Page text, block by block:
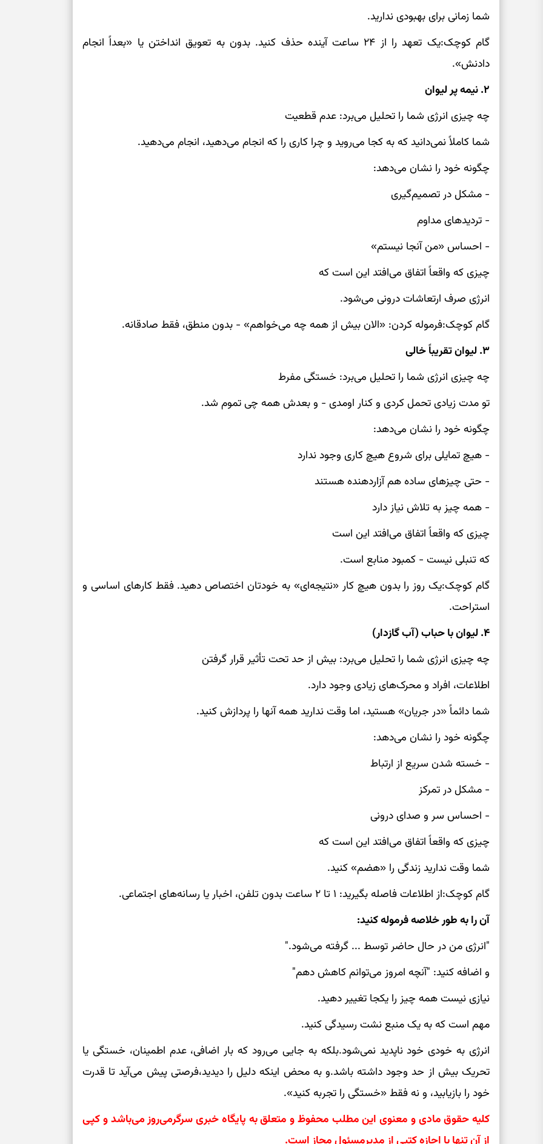
شما زمانی برای بهبودی ندارید.
گام کوچک:یک تعهد را از ۲۴ ساعت آینده حذف کنید. بدون به تعویق انداختن یا «بعداً انجام
دادنش».
۲. نیمه پر لیوان
چه چیزی انرژی شما را تحلیل می‌برد: عدم قطعیت
شما کاملاً نمی‌دانید که به کجا می‌روید و چرا کاری را که انجام می‌دهید، انجام می‌دهید.
چگونه خود را نشان می‌دهد:
- مشکل در تصمیم‌گیری
- تردیدهای مداوم
- احساس «من آنجا نیستم»
چیزی که واقعاً اتفاق می‌افتد این است که
انرژی صرف ارتعاشات درونی می‌شود.
گام کوچک:فرموله کردن: «الان بیش از همه چه می‌خواهم» - بدون منطق، فقط صادقانه.
۳. لیوان تقریباً خالی
چه چیزی انرژی شما را تحلیل می‌برد: خستگی مفرط
تو مدت زیادی تحمل کردی و کنار اومدی - و بعدش همه چی تموم شد.
چگونه خود را نشان می‌دهد:
- هیچ تمایلی برای شروع هیچ کاری وجود ندارد
- حتی چیزهای ساده هم آزاردهنده هستند
- همه چیز به تلاش نیاز دارد
چیزی که واقعاً اتفاق می‌افتد این است
که تنبلی نیست - کمبود منابع است.
گام کوچک:یک روز را بدون هیچ کار «نتیجه‌ای» به خودتان اختصاص دهید. فقط کارهای اساسی و
استراحت.
۴. لیوان با حباب (آب گازدار)
چه چیزی انرژی شما را تحلیل می‌برد: بیش از حد تحت تأثیر قرار گرفتن
اطلاعات، افراد و محرک‌های زیادی وجود دارد.
شما دائماً «در جریان» هستید، اما وقت ندارید همه آنها را پردازش کنید.
چگونه خود را نشان می‌دهد:
- خسته شدن سریع از ارتباط
- مشکل در تمرکز
- احساس سر و صدای درونی
چیزی که واقعاً اتفاق می‌افتد این است که
شما وقت ندارید زندگی را «هضم» کنید.
گام کوچک:از اطلاعات فاصله بگیرید: ۱ تا ۲ ساعت بدون تلفن، اخبار یا رسانه‌های اجتماعی.
آن را به طور خلاصه فرموله کنید:
"انرژی من در حال حاضر توسط ... گرفته می‌شود."
و اضافه کنید: "آنچه امروز می‌توانم کاهش دهم"
نیازی نیست همه چیز را یکجا تغییر دهید.
مهم است که به یک منبع نشت رسیدگی کنید.
انرژی به خودی خود ناپدید نمی‌شود.بلکه به جایی می‌رود که بار اضافی، عدم اطمینان، خستگی یا
تحریک بیش از حد وجود داشته باشد.و به محض اینکه دلیل را دیدید،فرصتی پیش می‌آید تا قدرت
خود را بازیابید، و نه فقط «خستگی را تجربه کنید».
کلیه حقوق مادی و معنوی این مطلب محفوظ و متعلق به پایگاه خبری سرگرمی‌روز می‌باشد و کپی